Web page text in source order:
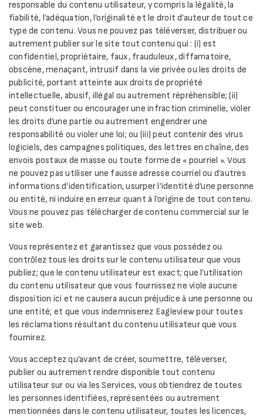
responsable du contenu utilisateur, y compris la légalité, la
fiabilité, l’adéquation, l’originalité et le droit d’auteur de tout ce
type de contenu. Vous ne pouvez pas téléverser, distribuer ou
autrement publier sur le site tout contenu qui : (i) est
confidentiel, propriétaire, faux, frauduleux, diffamatoire,
obscène, menaçant, intrusif dans la vie privée ou les droits de
publicité, portant atteinte aux droits de propriété
intellectuelle, abusif, illégal ou autrement répréhensible; (ii)
peut constituer ou encourager une infraction criminelle, violer
les droits d’une partie ou autrement engendrer une
responsabilité ou violer une loi; ou (iii) peut contenir des virus
logiciels, des campagnes politiques, des lettres en chaîne, des
envois postaux de masse ou toute forme de « pourriel ». Vous
ne pouvez pas utiliser une fausse adresse courriel ou d’autres
informations d’identification, usurper l’identité d’une personne
ou entité, ni induire en erreur quant à l’origine de tout contenu.
Vous ne pouvez pas télécharger de contenu commercial sur le
site web.
Vous représentez et garantissez que vous possédez ou
contrôlez tous les droits sur le contenu utilisateur que vous
publiez; que le contenu utilisateur est exact; que l’utilisation
du contenu utilisateur que vous fournissez ne viole aucune
disposition ici et ne causera aucun préjudice à une personne ou
une entité; et que vous indemniserez Eagleview pour toutes
les réclamations résultant du contenu utilisateur que vous
fournirez.
Vous acceptez qu’avant de créer, soumettre, téléverser,
publier ou autrement rendre disponible tout contenu
utilisateur sur ou via les Services, vous obtiendrez de toutes
les personnes identifiées, représentées ou autrement
mentionnées dans le contenu utilisateur, toutes les licences,